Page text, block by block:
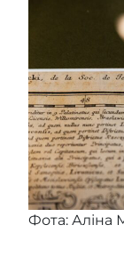
Фота: Аліна